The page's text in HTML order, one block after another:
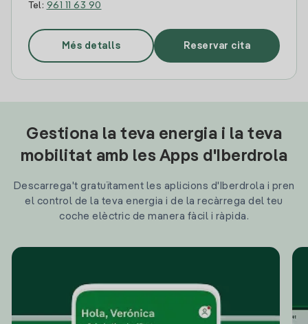
Tel: 961 11 63 90
Més detalls Reservar cita
Gestiona la teva energia i la teva
mobilitat amb les Apps d'Iberdrola
Descarrega't gratuïtament les aplicions d'Iberdrola i pren
el control de la teva energia i de la recàrrega del teu
coche elèctric de manera fàcil i ràpida.